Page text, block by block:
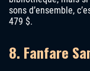
sons d’ensemble,
479 $.
8. Fanfare